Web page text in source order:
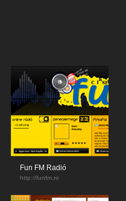
Fun FM Radió
http://funfm.ro